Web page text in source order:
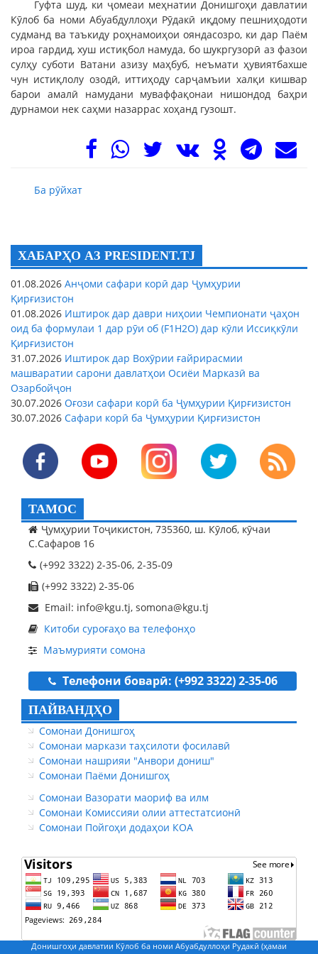
Гуфта шуд, ки ҷомеаи меҳнатии Донишгоҳи давлатии
Кӯлоб ба номи Абуабдуллоҳи Рӯдакӣ иқдому пешниҳодоти
судманд ва таъкиду роҳнамоиҳои ояндасозро, ки дар Паём
ироа гардид, хуш истиқбол намуда, бо шукргузорӣ аз фазои
сулҳу суботи Ватани азизу маҳбуб, неъмати ҳувиятбахше
чун истиқлолу озодӣ, иттиҳоду сарҷамъии халқи кишвар
барои амалӣ намудани муваффақонаи нишондод баҳри
дурнамои нек саҳми назаррас хоҳанд гузошт.
Ба рӯйхат
ХАБАРҲО АЗ PRESIDENT.TJ
01.08.2026 Анҷоми сафари корӣ дар Ҷумҳурии
Қирғизистон
01.08.2026 Иштирок дар даври ниҳоии Чемпионати ҷаҳон
оид ба формулаи 1 дар рӯи об (F1H2O) дар кӯли Иссиқкӯли
Қирғизистон
31.07.2026 Иштирок дар Вохӯрии ғайрирасмии
машваратии сарони давлатҳои Осиёи Марказӣ ва
Озарбойҷон
30.07.2026 Оғози сафари корӣ ба Ҷумҳурии Қирғизистон
30.07.2026 Сафари корӣ ба Ҷумҳурии Қирғизистон
ТАМОС
Ҷумҳурии Тоҷикистон, 735360, ш. Кӯлоб, кӯчаи
С.Сафаров 16
(+992 3322) 2-35-06, 2-35-09
(+992 3322) 2-35-06
Email: info@kgu.tj, somona@kgu.tj
Китоби суроғаҳо ва телефонҳо
Маъмурияти сомона
Телефони боварӣ: (+992 3322) 2-35-06
ПАЙВАНДҲО
Сомонаи Донишгоҳ
Сомонаи маркази таҳсилоти фосилавӣ
Сомонаи нашрияи "Анвори дониш"
Сомонаи Паёми Донишгоҳ
Сомонаи Вазорати маориф ва илм
Сомонаи Комиссияи олии аттестатсионӣ
Сомонаи Пойгоҳи додаҳои КОА
Донишгоҳи давлатии Кӯлоб ба номи Абуабдуллоҳи Рудакӣ (ҳамаи